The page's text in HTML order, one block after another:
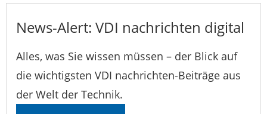
News-Alert: VDI nachrichten digital
Alles, was Sie wissen müssen – der Blick auf
die wichtigsten VDI nachrichten-Beiträge aus
der Welt der Technik.